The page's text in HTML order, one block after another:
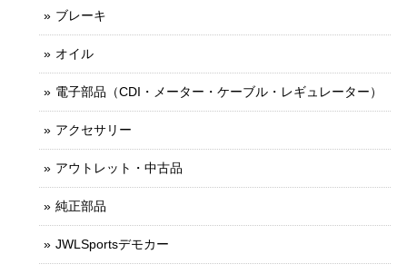
ブレーキ
オイル
電子部品（CDI・メーター・ケーブル・レギュレーター）
アクセサリー
アウトレット・中古品
純正部品
JWLSportsデモカー